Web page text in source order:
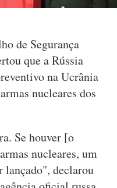
de Segurança
que a Rússia
na Ucrânia
nucleares dos
Se houver [o
nucleares, um
lançado", declarou